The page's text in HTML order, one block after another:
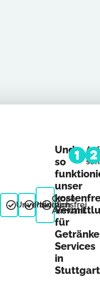
Unverbindlich
Provisionsfrei
Große
Auswahl
Und
so
unser
für
Getränke
Services
in
Stuttgart